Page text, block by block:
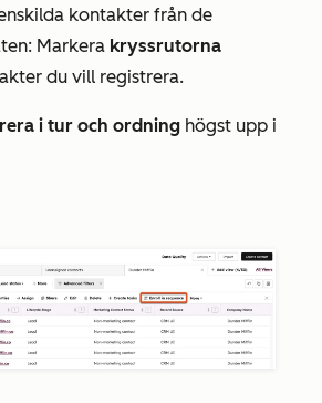
kontakter från de
Markera kryssrutorna
du vill registrera.
i tur och ordning högst upp i